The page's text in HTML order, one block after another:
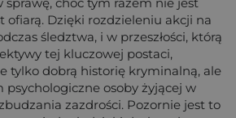
ofiarą. Dzięki rozdzieleniu akcji na
śledztwa, i w przeszłości, którą
tej kluczowej postaci,
tylko dobrą historię kryminalną, ale
osoby żyjącej w
zazdrości. Pozornie jest to